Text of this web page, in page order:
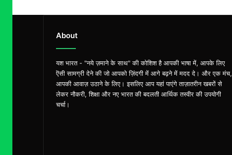
About
यश भारत - "नये ज़माने के साथ" की कोशिश है आपकी भाषा में, आपके लिए
ऎसी सामग्री देने की जो आपको ज़िंदगी में आगे बढ़ने में मदद दे। और एक मंच,
आपकी आवाज़ उठाने के लिए। इसलिए आप यहां पाएंगे ताज़ातरीन खबरों से
लेकर नौकरी, शिक्षा और नए भारत की बदलती आर्थिक तस्वीर की उपयोगी
चर्चा।